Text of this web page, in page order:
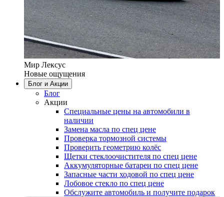
Мир Лексус
Новые ощущения
Блог и Акции
Блог
Акции
Специальные цены на автомобили в
наличии
Замена масла по спец цене
Проверка тормозной системы
Проверить геометрию колёс
Щетки стеклоочистителя по спец цене
Аккумуляторные батареи по спец цене
Запасные части ходовой по спец цене
Лобовое стекло по спец цене
Обслужите автомобиль и получите подарок